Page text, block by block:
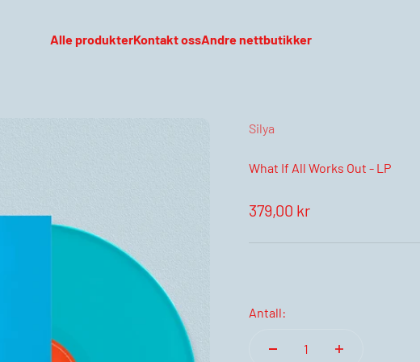
Alle produkterKontakt ossAndre nettbutikker
Silya
What If All Works Out - LP
Salgspris
379,00 kr
Antall: